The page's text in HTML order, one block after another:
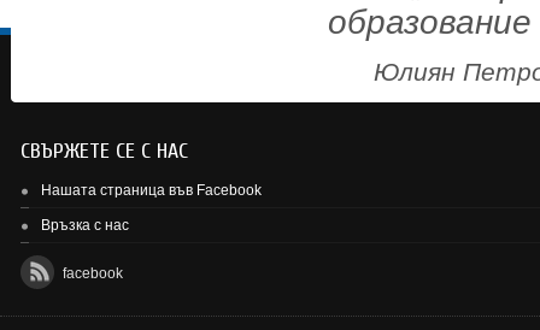
Юлиян
СВЪРЖЕТЕ СЕ С НАС
Нашата страница във Facebook
Връзка с нас
facebook